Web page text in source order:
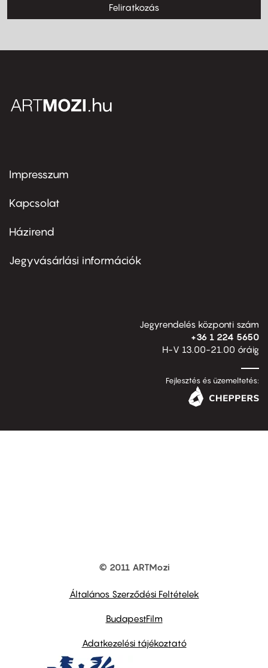
Feliratkozás
Footer
first
Impresszum
Kapcsolat
Footer
second
Házirend
Jegyvásárlási információk
Jegyrendelés központi szám
+36 1 224 5650
H-V 13.00-21.00 óráig
Fejlesztés és üzemeltetés:
© 2011 ARTMozi
Általános Szerződési Feltételek
BudapestFilm
Adatkezelési tájékoztató